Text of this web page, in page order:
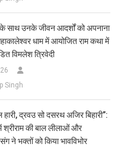
के साथ उनके जीवन आदर्शों को अपनाना
धाम में आयोजित राम कथा में
विमलेश त्रिवेदी
Singh
द्रवउ सो दसरथ अजिर बिहारी”:
श्रीराम की बाल लीलाओं और
ने भक्तों को किया भावविभोर